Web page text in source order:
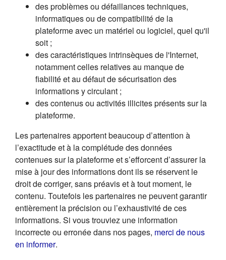
des problèmes ou défaillances techniques,
informatiques ou de compatibilité de la
plateforme avec un matériel ou logiciel, quel qu'il
soit ;
des caractéristiques intrinsèques de l'Internet,
notamment celles relatives au manque de
fiabilité et au défaut de sécurisation des
informations y circulant ;
des contenus ou activités illicites présents sur la
plateforme.
Les partenaires apportent beaucoup d’attention à
l’exactitude et à la complétude des données
contenues sur la plateforme et s’efforcent d’assurer la
mise à jour des informations dont ils se réservent le
droit de corriger, sans préavis et à tout moment, le
contenu. Toutefois les partenaires ne peuvent garantir
entièrement la précision ou l’exhaustivité de ces
informations. Si vous trouviez une information
incorrecte ou erronée dans nos pages, merci de nous
en informer(s'ouvre dans un nouvel onglet)
.